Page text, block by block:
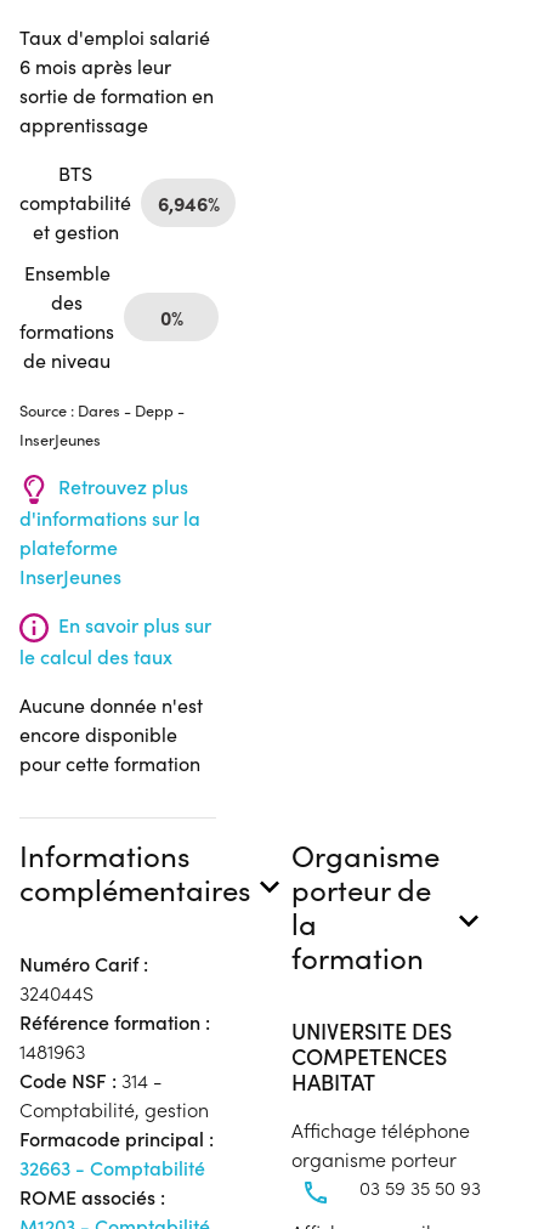
Taux d'emploi salarié
6 mois après leur
sortie de formation en
apprentissage
BTS
comptabilité
et gestion
6,946%
Ensemble
des
formations
de niveau
0%
Source : Dares - Depp -
InserJeunes
Retrouvez plus
d'informations sur la
plateforme
InserJeunes
En savoir plus sur
le calcul des taux
Aucune donnée n'est
encore disponible
pour cette formation
Informations
complémentaires
Numéro Carif :
324044S
Référence formation :
1481963
Code NSF : 314 -
Comptabilité, gestion
Formacode principal :
32663 - Comptabilité
ROME associés :
Organisme
porteur de
la
formation
UNIVERSITE DES
COMPETENCES
HABITAT
Affichage téléphone
organisme porteur
03 59 35 50 93